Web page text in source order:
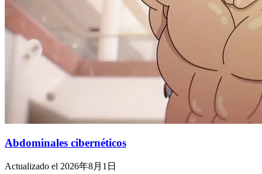
Abdominales cibernéticos
Actualizado el 2026年8月1日